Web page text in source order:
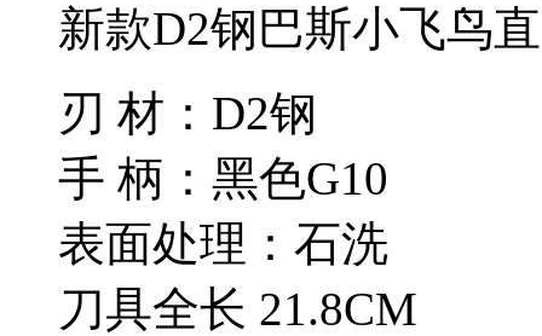
新款D2钢巴斯小飞鸟
刃 材：D2钢
手 柄：黑色G10
表面处
刀具全长 21.8CM